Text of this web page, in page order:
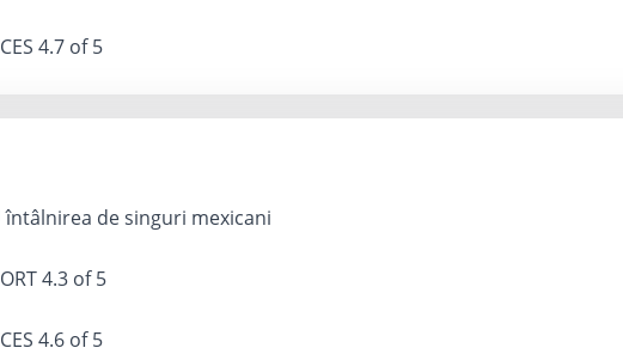
4.7 of 5
întâlnirea de singuri mexicani
4.3 of 5
4.6 of 5